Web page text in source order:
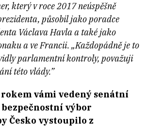
který v roce 2017 neúspěšně
působil jako poradce
Václava Havla a také jako
a ve Francii. „Každopádně je to
parlamentní kontroly, považuji
této vlády.”
vámi vedený senátní
výbor
Česko vystoupilo z